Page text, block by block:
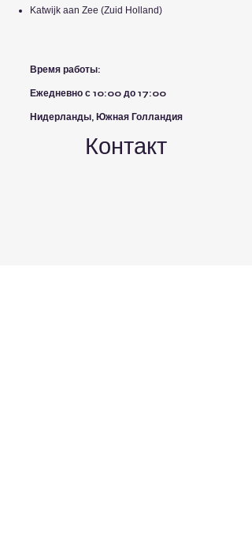
Katwijk aan Zee (Zuid Holland)
Время работы:
Ежедневно с 10:00 до 17:00
Нидерланды, Южная Голландия
Контакт